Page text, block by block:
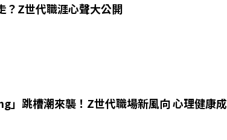
？Z世代職涯心聲大公開
」跳槽潮來襲！Z世代職場新風向 心理健康成